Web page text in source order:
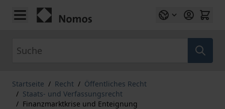
Zum Inhalt springen
Startseite / Recht / Öffentliches Recht
/ Staats- und Verfassungsrecht
/ Finanzmarktkrise und Enteignung